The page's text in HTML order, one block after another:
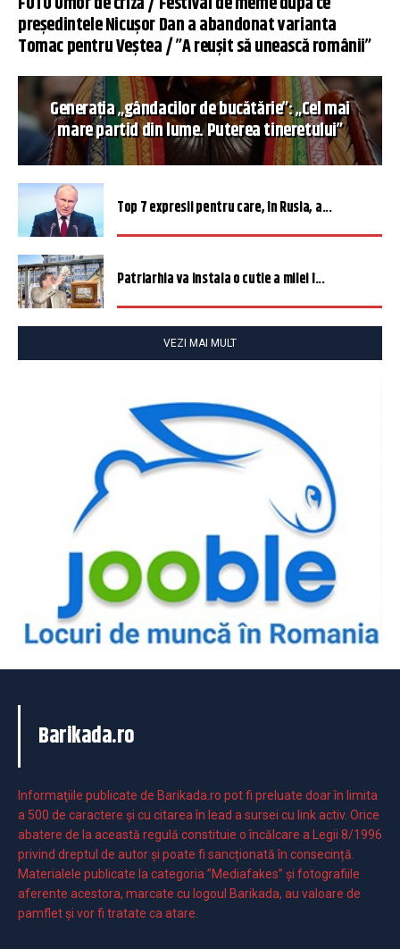
președintele Nicușor Dan a abandonat varianta
Tomac pentru Veștea / ”A reușit să unească românii”
Generația „gândacilor de bucătărie”: „Cel mai
mare partid din lume. Puterea tineretului”
Top 7 expresii pentru care, în Rusia, a...
Patriarhia va instala o cutie a milei î...
VEZI MAI MULT
Barikada.ro
Informaţiile publicate de Barikada.ro pot fi preluate doar în limita
a 500 de caractere şi cu citarea în lead a sursei cu link activ. Orice
abatere de la această regulă constituie o încălcare a Legii 8/1996
privind dreptul de autor și poate fi sancționată în consecință.
Materialele publicate la categoria ”Mediafakes” și fotografiile
aferente acestora, marcate cu logoul Barikada, au valoare de
pamflet și vor fi tratate ca atare.